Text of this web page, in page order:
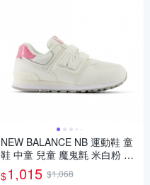
NEW BALANCE NB 運動鞋 童
鞋 中童 兒童 魔鬼氈 米白粉 PV
5742BA-W楦
$1,015 $1,068